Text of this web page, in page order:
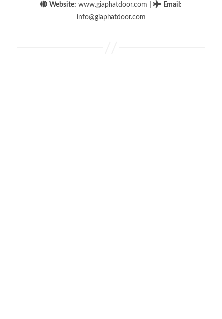
Website: www.giaphatdoor.com Email :
info@giaphatdoor.com